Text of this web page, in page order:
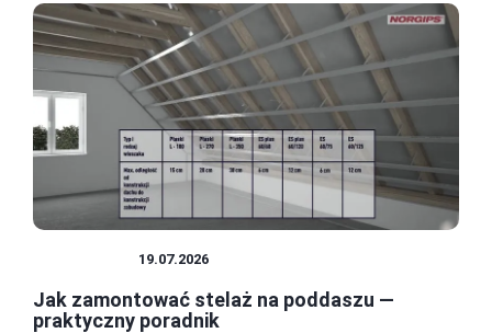
19.07.2026
Jak zamontować stelaż na poddaszu —
praktyczny poradnik